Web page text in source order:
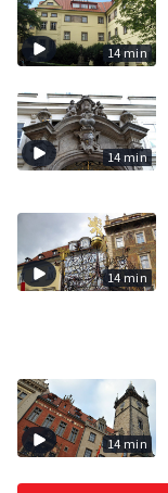
14 min
14 min
14 min
14 min